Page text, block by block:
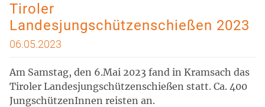
Tiroler
Landesjungschützenschießen 2023
06.05.2023
Am Samstag, den 6.Mai 2023 fand in Kramsach das
Tiroler Landesjungschützenschießen statt. Ca. 400
JungschützenInnen reisten an.